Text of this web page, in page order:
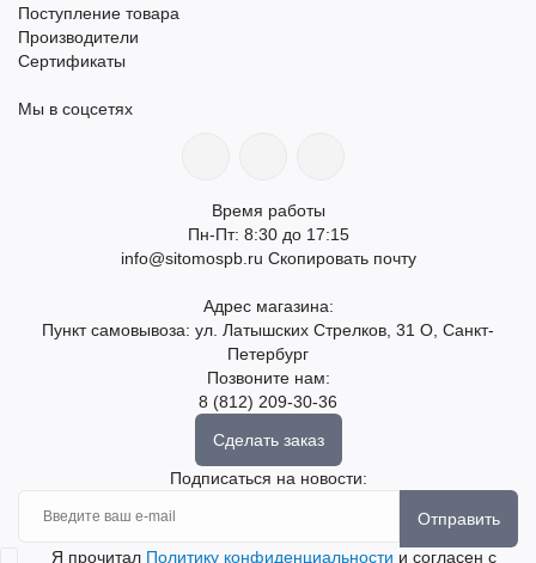
Поступление товара
Производители
Сертификаты
Мы в соцсетях
Время работы
Пн-Пт: 8:30 до 17:15
info@sitomospb.ru Скопировать почту
Адрес магазина:
Пункт самовывоза: ул. Латышских Стрелков, 31 О, Санкт-
Петербург
Позвоните нам:
8 (812) 209-30-36
Сделать заказ
Подписаться на новости:
Отправить
Я прочитал Политику конфиденциальности и согласен с